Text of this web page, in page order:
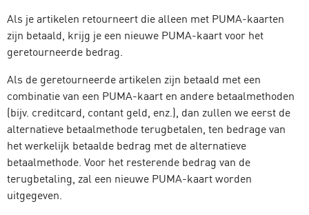
Als je artikelen retourneert die alleen met PUMA-kaarten
zijn betaald, krijg je een nieuwe PUMA-kaart voor het
geretourneerde bedrag.
Als de geretourneerde artikelen zijn betaald met een
combinatie van een PUMA-kaart en andere betaalmethoden
(bijv. creditcard, contant geld, enz.), dan zullen we eerst de
alternatieve betaalmethode terugbetalen, ten bedrage van
het werkelijk betaalde bedrag met de alternatieve
betaalmethode. Voor het resterende bedrag van de
terugbetaling, zal een nieuwe PUMA-kaart worden
uitgegeven.